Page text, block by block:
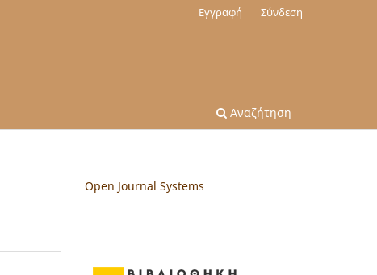
Αναζήτηση
Εγγραφή Σύνδεση
Open Journal Systems